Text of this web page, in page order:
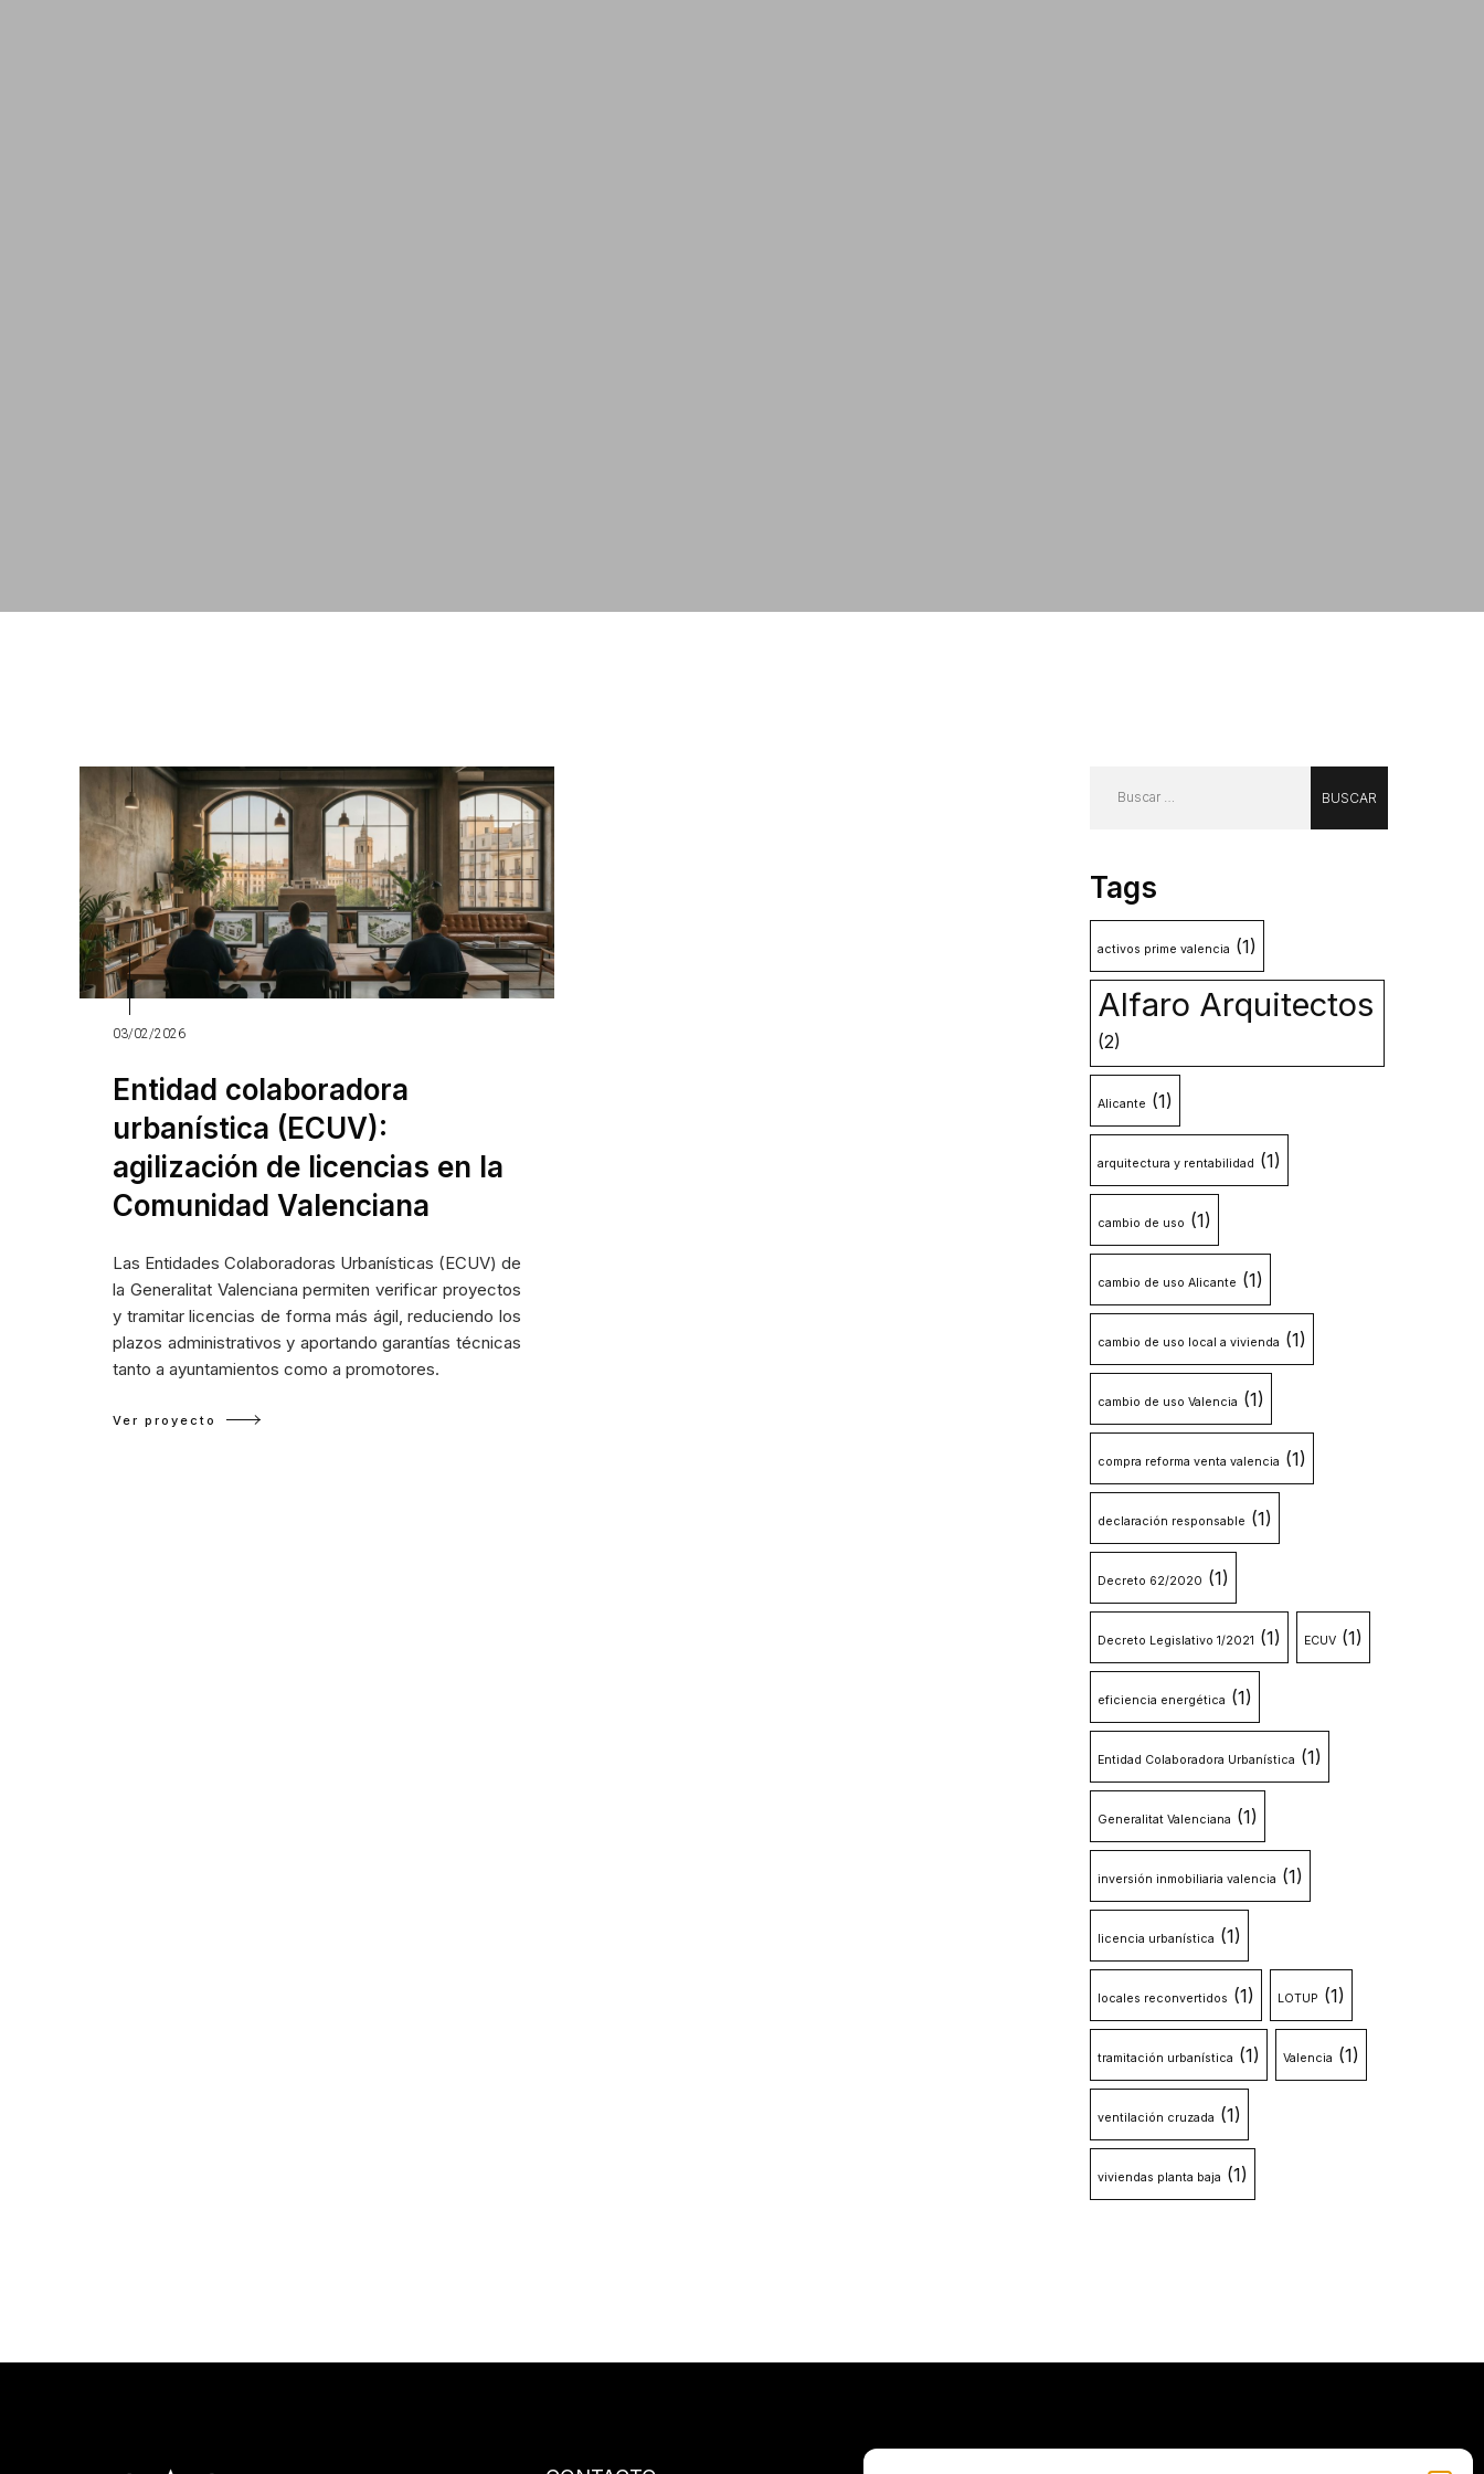
03/02/2026
Entidad colaboradora
urbanística (ECUV):
agilización de licencias en la
Comunidad Valenciana
Las Entidades Colaboradoras Urbanísticas (ECUV) de
la Generalitat Valenciana permiten verificar proyectos
y tramitar licencias de forma más ágil, reduciendo los
plazos administrativos y aportando garantías técnicas
tanto a ayuntamientos como a promotores.
Ver proyecto
Tags
activos prime valencia (1)
Alfaro Arquitectos
(2)
Alicante (1)
arquitectura y rentabilidad (1)
cambio de uso (1)
cambio de uso Alicante (1)
cambio de uso local a vivienda (1)
cambio de uso Valencia (1)
compra reforma venta valencia (1)
declaración responsable (1)
Decreto 62/2020 (1)
Decreto Legislativo 1/2021 (1) ECUV (1)
eficiencia energética (1)
Entidad Colaboradora Urbanística (1)
Generalitat Valenciana (1)
inversión inmobiliaria valencia (1)
licencia urbanística (1)
locales reconvertidos (1) LOTUP (1)
tramitación urbanística (1) Valencia (1)
ventilación cruzada (1)
viviendas planta baja (1)